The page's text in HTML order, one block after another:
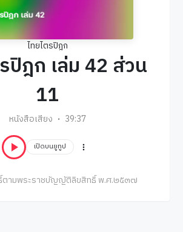
ไทยไตรปิฎก
ปิฎก เล่ม 42 ส่วน
11
หนังสือเสียง 39:37
เปิดบนยูทูป
ตามพระราชบัญญัติลิขสิทธิ์ พ.ศ.๒๕๓๗